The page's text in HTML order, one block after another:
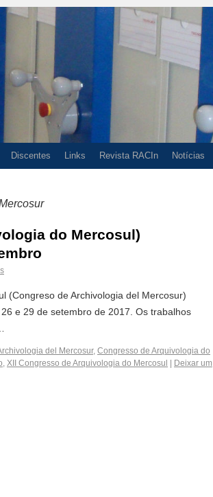
Discentes Links Revista RACIn Notícias
do Mercosul)
(Congreso de Archivologia del Mercosur)
e 29 de setembro de 2017. Os trabalhos
del Mercosur, Congresso de Arquivologia do
, XII Congresso de Arquivologia do Mercosul
Deixar um